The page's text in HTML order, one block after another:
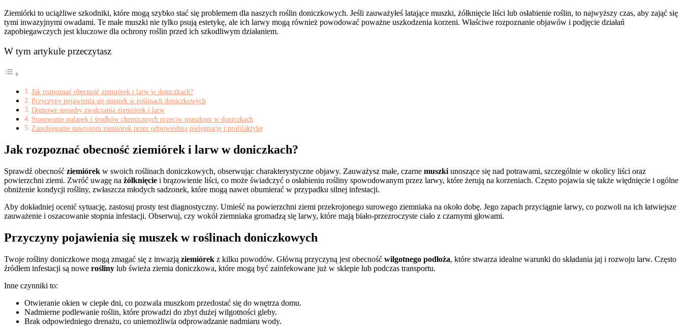
Ziemiórki to uciążliwe szkodniki, które mogą szybko stać się problemem dla naszych roślin doniczkowych. Jeśli zauważyłeś latające muszki, żółknięcie liści lub osłabienie roślin, to najwyższy czas, aby zająć się
tymi inwazyjnymi owadami. Te małe muszki nie tylko psują estetykę, ale ich larwy mogą również powodować poważne uszkodzenia korzeni. Właściwe rozpoznanie objawów i podjęcie działań
zapobiegawczych jest kluczowe dla ochrony roślin przed ich szkodliwym działaniem.
W tym artykule przeczytasz
Jak rozpoznać obecność ziemiórek i larw w doniczkach?
Przyczyny pojawienia się muszek w roślinach doniczkowych
Domowe sposoby zwalczania ziemiórek i larw
Stosowanie pułapek i środków chemicznych przeciw muszkom w doniczkach
Zapobieganie nawrotom ziemiórek przez odpowiednią pielęgnację i profilaktykę
Jak rozpoznać obecność ziemiórek i larw w doniczkach?
Sprawdź obecność ziemiórek w swoich roślinach doniczkowych, obserwując charakterystyczne objawy. Zauważysz małe, czarne muszki unoszące się nad potrawami, szczególnie w okolicy liści oraz
powierzchni ziemi. Zwróć uwagę na żółknięcie i brązowienie liści, co może świadczyć o osłabieniu rośliny spowodowanym przez larwy, które żerują na korzeniach. Często pojawia się także więdnięcie i ogólne
obniżenie kondycji rośliny, zwłaszcza młodych sadzonek, które mogą nawet obumierać w przypadku silnej infestacji.
Aby dokładniej ocenić sytuację, zastosuj prosty test diagnostyczny. Umieść na powierzchni ziemi przekrojonego surowego ziemniaka na około dobę. Jego zapach przyciągnie larwy, co pozwoli na ich łatwiejsze
zauważenie i oszacowanie stopnia infestacji. Obserwuj, czy wokół ziemniaka gromadzą się larwy, które mają biało-przezroczyste ciało z czarnymi głowami.
Przyczyny pojawienia się muszek w roślinach doniczkowych
Twoje rośliny doniczkowe mogą zmagać się z inwazją ziemiórek z kilku powodów. Główną przyczyną jest obecność wilgotnego podłoża, które stwarza idealne warunki do składania jaj i rozwoju larw. Często
źródłem infestacji są nowe rośliny lub świeża ziemia doniczkowa, które mogą być zainfekowane już w sklepie lub podczas transportu.
Inne czynniki to:
Otwieranie okien w ciepłe dni, co pozwala muszkom przedostać się do wnętrza domu.
Nadmierne podlewanie roślin, które prowadzi do zbyt dużej wilgotności gleby.
Brak odpowiedniego drenażu, co uniemożliwia odprowadzanie nadmiaru wody.